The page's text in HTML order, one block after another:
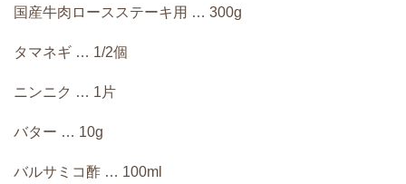
国産牛肉ロースステーキ用 … 300g
タマネギ … 1/2個
ニンニク … 1片
バター … 10g
バルサミコ酢 … 100ml